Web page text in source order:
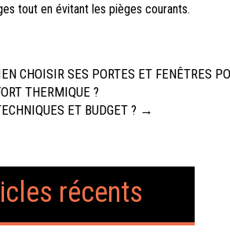
tout en évitant les pièges courants.
CHOISIR SES PORTES ET FENÊTRES
THERMIQUE ?
ET BUDGET ? →
récents